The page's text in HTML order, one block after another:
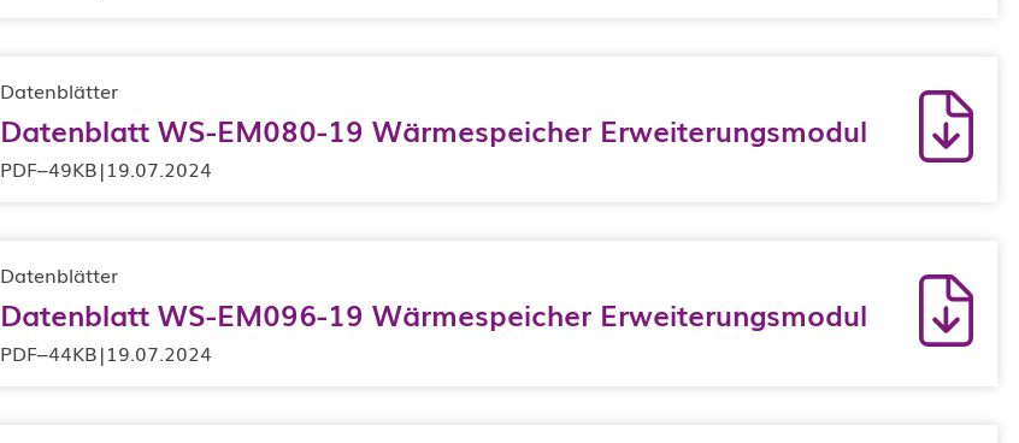
Datenblätter
Datenblatt WS-EM080-19 Wärmespeicher Erweiterungsmodul
PDF–49KB|19.07.2024
Datenblätter
Datenblatt WS-EM096-19 Wärmespeicher Erweiterungsmodul
PDF–44KB|19.07.2024